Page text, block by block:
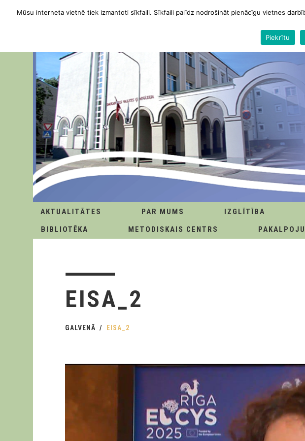
AKTUALITĀTES PAR MUMS IZGLĪTĪBA
BIBLIOTĒKA
METODISKAIS CENTRS
EISA_2
GALVENĀ EISA_2
Mūsu interneta vietnē tiek izmantoti sīkfaili. Sīkfaili palīdz nodrošināt pienācīgu vietnes
Piekrītu